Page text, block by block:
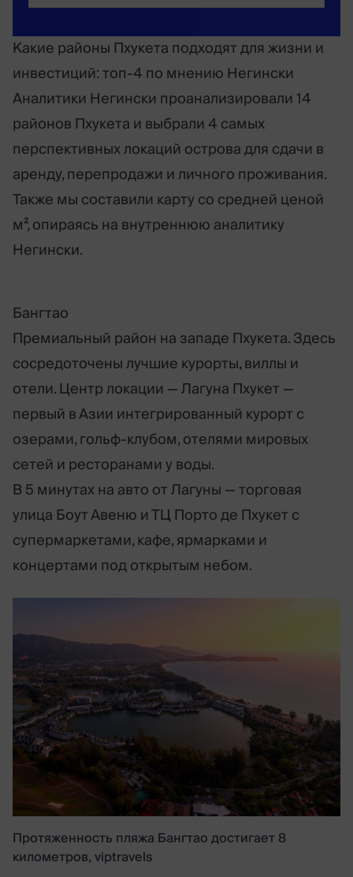
Какие районы Пхукета подходят для жизни и
инвестиций: топ-4 по мнению Негински
Аналитики Негински проанализировали 14
районов Пхукета и выбрали 4 самых
перспективных локаций острова для сдачи в
аренду, перепродажи и личного проживания.
Также мы составили карту со средней ценой
м², опираясь на внутреннюю аналитику
Негински.
Бангтао
Премиальный район на западе Пхукета. Здесь
сосредоточены лучшие курорты, виллы и
отели. Центр локации — Лагуна Пхукет —
первый в Азии интегрированный курорт с
озерами, гольф-клубом, отелями мировых
сетей и ресторанами у воды.
В 5 минутах на авто от Лагуны — торговая
улица Боут Авеню и ТЦ Порто де Пхукет с
супермаркетами, кафе, ярмарками и
концертами под открытым небом.
Протяженность пляжа Бангтао достигает 8
километров,viptravels